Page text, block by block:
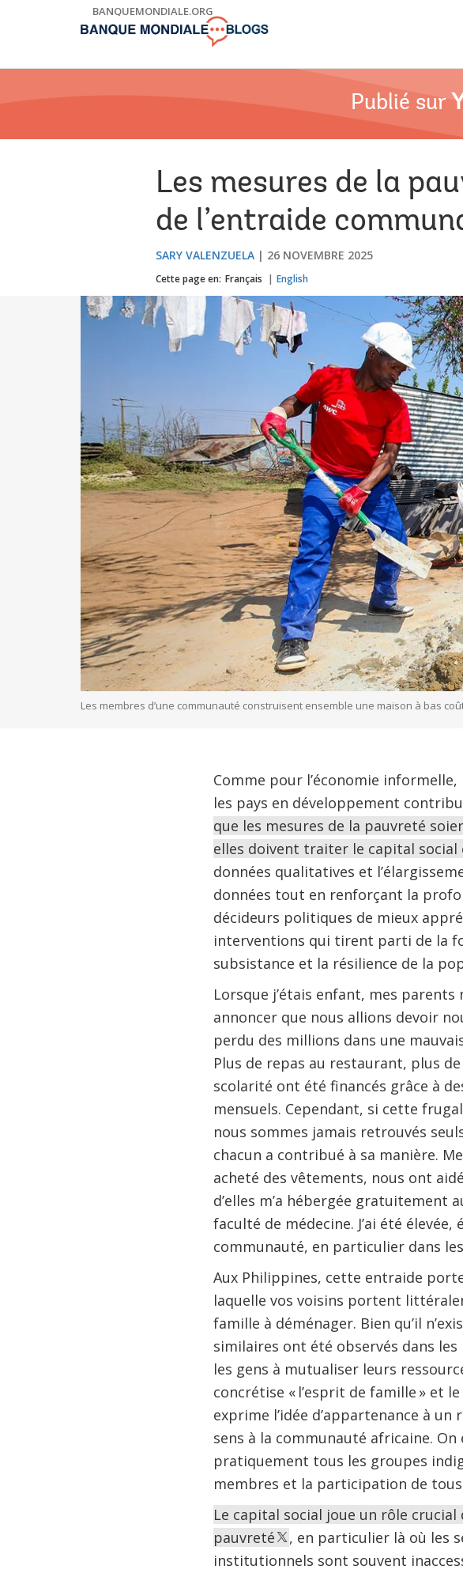
BANQUEMONDIALE.ORG
Publié sur
Les mesures de la
de l’entraide
SARY VALENZUELA 26 NOVEMBRE 2025
Cette page en: Français English
Les membres d’une communauté construisent ensemble une maison à bas
Comme pour l’économie
les pays en développement
que les mesures de la pauvreté
elles doivent traiter le capital
données qualitatives et
données tout en renforçant la
décideurs politiques de mieux
interventions qui tirent parti de la
subsistance et la résilience de la
Lorsque j’étais enfant, mes
annoncer que nous allions devoir
perdu des millions dans une
Plus de repas au restaurant, plus
scolarité ont été financés grâce à
mensuels. Cependant, si cette
nous sommes jamais retrouvés
chacun a contribué à sa manière.
acheté des vêtements, nous ont
d’elles m’a hébergée gratuitement
faculté de médecine. J’ai été
communauté, en particulier dans
Aux Philippines, cette entraide
laquelle vos voisins portent
famille à déménager. Bien qu’il
similaires ont été observés dans les
les gens à mutualiser leurs
concrétise « l’esprit de famille » et
exprime l’idée d’appartenance à
sens à la communauté africaine.
pratiquement tous les groupes
membres et la participation de
Le capital social joue un rôle
pauvreté
, en particulier là où les
institutionnels sont souvent